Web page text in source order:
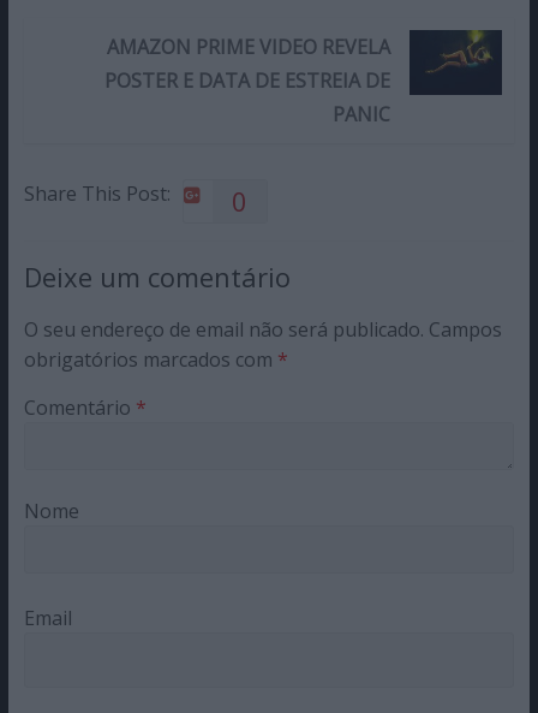
AMAZON PRIME VIDEO REVELA
POSTER E DATA DE ESTREIA DE
PANIC
Share This Post: 0
Deixe um comentário
O seu endereço de email não será publicado. Campos
obrigatórios marcados com *
Comentário *
Nome
Email